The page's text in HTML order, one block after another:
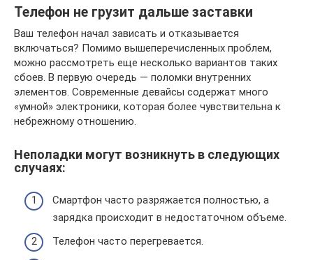
Телефон не грузит дальше заставки
Ваш телефон начал зависать и отказывается
включаться? Помимо вышеперечисленных проблем,
можно рассмотреть еще несколько вариантов таких
сбоев. В первую очередь — поломки внутренних
элементов. Современные девайсы содержат много
«умной» электроники, которая более чувствительна к
небрежному отношению.
Неполадки могут возникнуть в следующих
случаях:
Смартфон часто разряжается полностью, а
зарядка происходит в недостаточном объеме.
Телефон часто перегревается.